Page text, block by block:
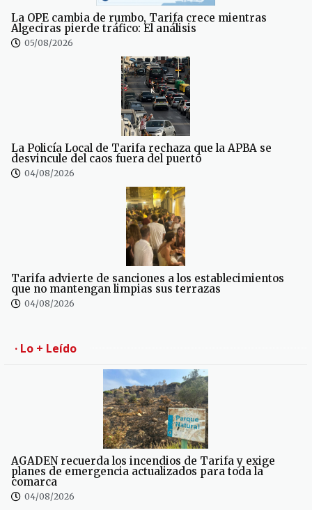
La OPE cambia de rumbo, Tarifa crece mientras
Algeciras pierde tráfico: El análisis
05/08/2026
La Policía Local de Tarifa rechaza que la APBA se
desvincule del caos fuera del puerto
04/08/2026
Tarifa advierte de sanciones a los establecimientos
que no mantengan limpias sus terrazas
04/08/2026
· Lo + Leído
AGADEN recuerda los incendios de Tarifa y exige
planes de emergencia actualizados para toda la
comarca
04/08/2026